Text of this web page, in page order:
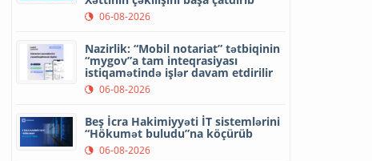
06-08-2026
Nazirlik: “Mobil notariat” tətbiqinin
“mygov”a tam inteqrasiyası
istiqamətində işlər davam etdirilir
06-08-2026
Beş İcra Hakimiyyəti İT sistemlərini
“Hökumət buludu”na köçürüb
06-08-2026